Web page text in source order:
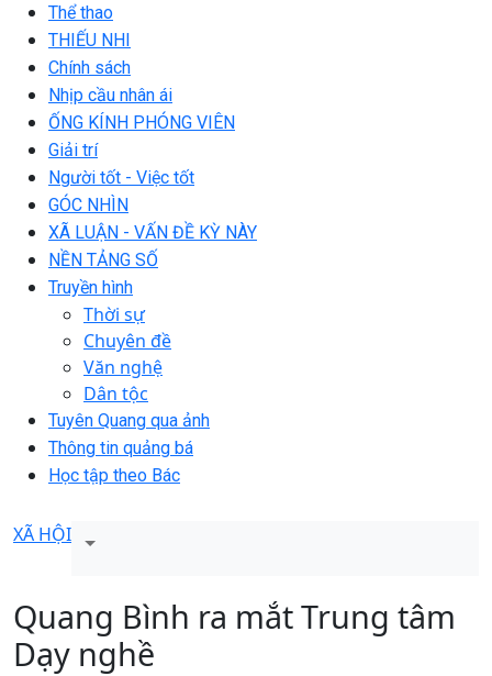
Thể thao
THIẾU NHI
Chính sách
Nhịp cầu nhân ái
ỐNG KÍNH PHÓNG VIÊN
Giải trí
Người tốt - Việc tốt
GÓC NHÌN
XÃ LUẬN - VẤN ĐỀ KỲ NÀY
NỀN TẢNG SỐ
Truyền hình
Thời sự
Chuyên đề
Văn nghệ
Dân tộc
Tuyên Quang qua ảnh
Thông tin quảng bá
Học tập theo Bác
XÃ HỘI
Quang Bình ra mắt Trung tâm
Dạy nghề